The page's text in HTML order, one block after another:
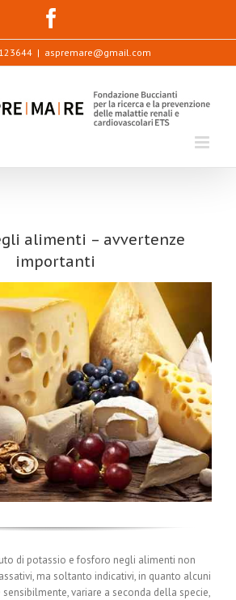
| aspremare@gmail.com
alimenti – avvertenze
importanti
di potassio e fosforo negli alimenti non
ma soltanto indicativi, in quanto alcuni
variare a seconda della specie,